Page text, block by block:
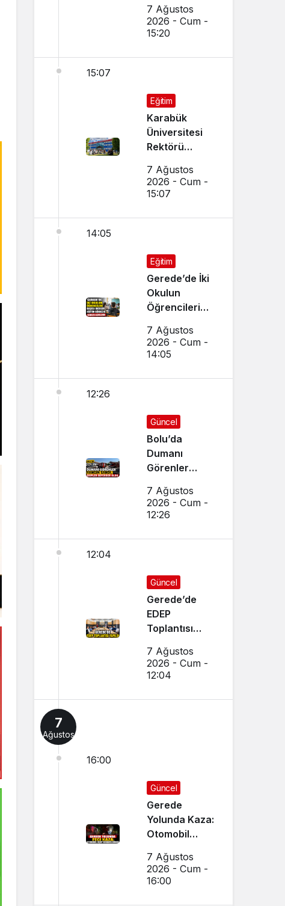
7 Ağustos
2026 - Cum -
15:20
15:07
Eğitim
Karabük
Üniversitesi
Rektörü
Aday
Öğrencilere
7 Ağustos
2026 - Cum -
15:07
14:05
Eğitim
Gerede’de İki
Okulun
Öğrencileri
Eğitim
Görecek
7 Ağustos
2026 - Cum -
14:05
12:26
Güncel
Bolu’da
Dumanı
Görenler
Ekipler
Seferber Oldu
7 Ağustos
2026 - Cum -
12:26
12:04
Güncel
Gerede’de
EDEP
Toplantısı
7 Ağustos
2026 - Cum -
12:04
7
Ağustos
16:00
Güncel
Gerede
Yolunda Kaza:
Otomobil
Hurdaya
Döndü
7 Ağustos
2026 - Cum -
16:00